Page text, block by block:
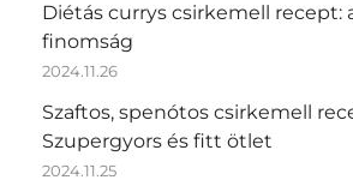
Diétás currys csirkemell recept:
finomság
2024.11.26
Szaftos, spenótos csirkemell
Szupergyors és fitt ötlet
2024.11.25